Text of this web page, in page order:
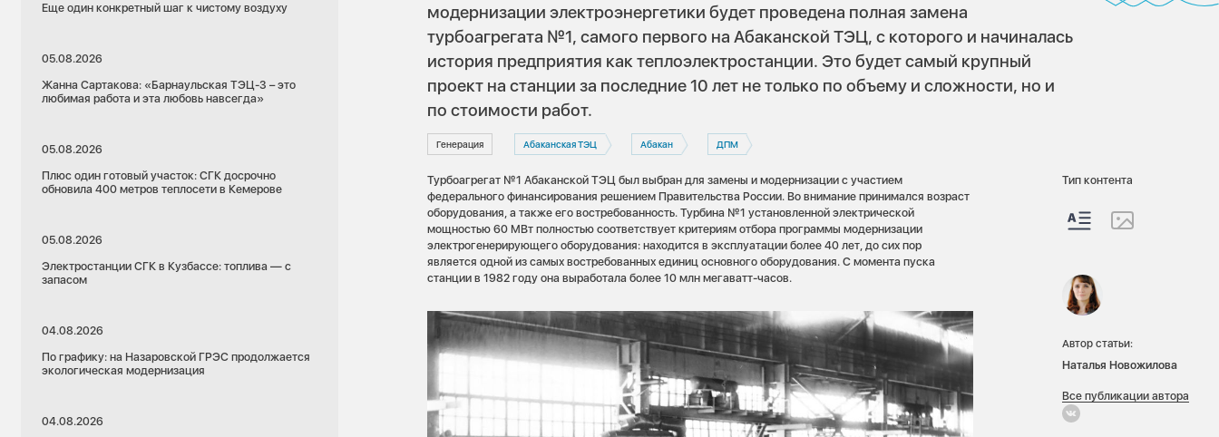
Еще один конкретный шаг к чистому воздуху
05.08.2026
Жанна Сартакова: «Барнаульская ТЭЦ-3 – это
любимая работа и эта любовь навсегда»
05.08.2026
Плюс один готовый участок: СГК досрочно
обновила 400 метров теплосети в Кемерове
05.08.2026
Электростанции СГК в Кузбассе: топлива — с
запасом
04.08.2026
По графику: на Назаровской ГРЭС продолжается
экологическая модернизация
04.08.2026
модернизации электроэнергетики будет проведена полная замена
турбоагрегата №1, самого первого на Абаканской ТЭЦ, с которого и начиналась
история предприятия как теплоэлектростанции. Это будет самый крупный
проект на станции за последние 10 лет не только по объему и сложности, но и
по стоимости работ.
Генерация Абаканская ТЭЦ Абакан ДПМ
Турбоагрегат №1 Абаканской ТЭЦ был выбран для замены и модернизации с участием
федерального финансирования решением Правительства России. Во внимание принимался возраст
оборудования, а также его востребованность. Турбина №1 установленной электрической
мощностью 60 МВт полностью соответствует критериям отбора программы модернизации
электрогенерирующего оборудования: находится в эксплуатации более 40 лет, до сих пор
является одной из самых востребованных единиц основного оборудования. С момента пуска
станции в 1982 году она выработала более 10 млн мегаватт-часов.
Тип контента
Автор статьи:
Наталья Новожилова
Все публикации автора